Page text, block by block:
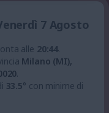
7 Agosto
alle 20:44.
Milano (MI),
.
33.5° con minime di